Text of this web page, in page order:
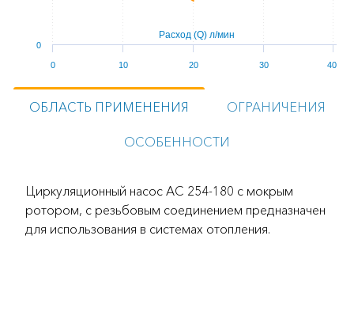
Расход (Q) л/мин
0 10 20 30 40
0
ОБЛАСТЬ ПРИМЕНЕНИЯ ОГРАНИЧЕНИЯ
ОСОБЕННОСТИ
Циркуляционный насос AC 254-180 с мокрым
ротором, с резьбовым соединением предназначен
для использования в системах отопления.